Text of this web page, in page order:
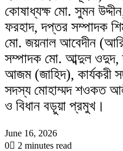
কোষাধ্যক্ষ মো. সুমন
ফরহাদ, দপ্তর সম্পাদক
মো. জয়নাল আবেদীন
সম্পাদক মো. আব্দুল ওদুদ,
আজম (জাহিদ), কার্যকরী
সদস্য মোহাম্মদ শওকত
ও বিধান বড়ুয়া প্রমুখ।
June 16, 2026
0
2 minutes read